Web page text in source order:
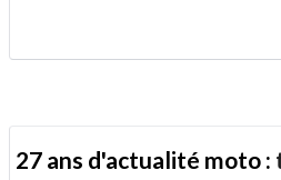
ami
27 ans d'actualité moto :